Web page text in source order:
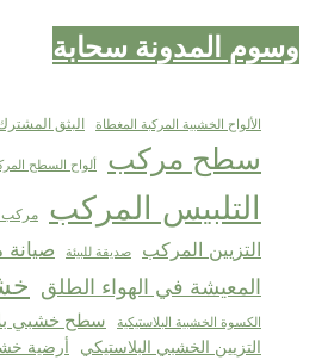
وسوم المدونة سحابة
الألواح الخشبية المركبة المغطاة البثق
سطح مركب ألواح السطح
التلبيس المركب مركب
التزيين المركب صديقة للبيئة
المعيشة في الهواء الطلق
الكسوة الخشبية البلاستيكية سطح خشبي
التزيين الخشبي البلاستيكي
أرضية